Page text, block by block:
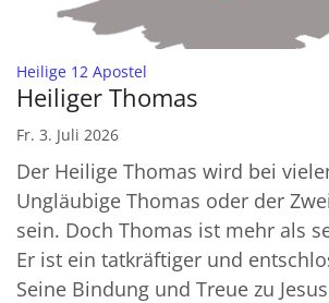
Heilige 12 Apostel
Heiliger Thomas
Fr. 3. Juli 2026
Der Heilige Thomas wird bei
Ungläubige Thomas oder der
sein. Doch Thomas ist mehr als
Er ist ein tatkräftiger und
Seine Bindung und Treue zu